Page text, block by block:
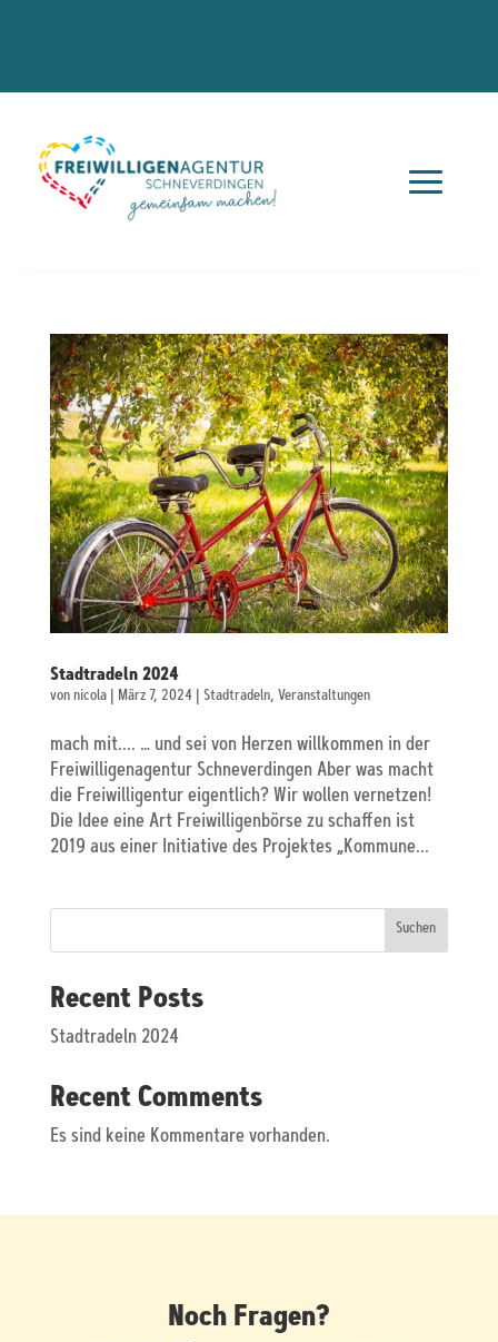
Stadtradeln 2024
von nicola| März 7, 2024| Stadtradeln, Veranstaltungen
mach mit.... … und sei von Herzen willkommen in der
Freiwilligenagentur Schneverdingen Aber was macht
die Freiwilligentur eigentlich? Wir wollen vernetzen!
Die Idee eine Art Freiwilligenbörse zu schaffen ist
2019 aus einer Initiative des Projektes „Kommune...
Suchen
Recent Posts
Stadtradeln 2024
Recent Comments
Es sind keine Kommentare vorhanden.
Noch Fragen?